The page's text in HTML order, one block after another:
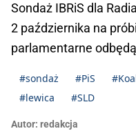
Sondaż IBRiS dla
2 października na
parlamentarne
#sondaż #PiS
#lewica
#SLD
Autor: redakcja